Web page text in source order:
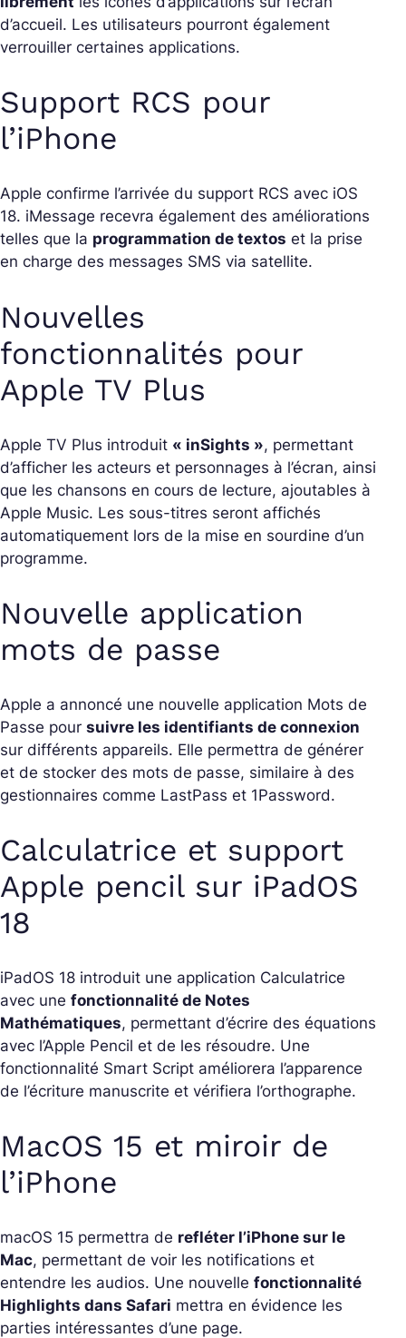
d’accueil. Les utilisateurs pourront également
verrouiller certaines applications.
Support RCS pour
l’iPhone
Apple confirme l’arrivée du support RCS avec iOS
18. iMessage recevra également des améliorations
telles que la programmation de textos et la prise
en charge des messages SMS via satellite.
Nouvelles
fonctionnalités pour
Apple TV Plus
Apple TV Plus introduit « inSights », permettant
d’afficher les acteurs et personnages à l’écran, ainsi
que les chansons en cours de lecture, ajoutables à
Apple Music. Les sous-titres seront affichés
automatiquement lors de la mise en sourdine d’un
programme.
Nouvelle application
mots de passe
Apple a annoncé une nouvelle application Mots de
Passe pour suivre les identifiants de connexion
sur différents appareils. Elle permettra de générer
et de stocker des mots de passe, similaire à des
gestionnaires comme LastPass et 1Password.
Calculatrice et support
Apple pencil sur iPadOS
18
iPadOS 18 introduit une application Calculatrice
avec une fonctionnalité de Notes
Mathématiques, permettant d’écrire des équations
avec l’Apple Pencil et de les résoudre. Une
fonctionnalité Smart Script améliorera l’apparence
de l’écriture manuscrite et vérifiera l’orthographe.
MacOS 15 et miroir de
l’iPhone
macOS 15 permettra de refléter l’iPhone sur le
Mac, permettant de voir les notifications et
entendre les audios. Une nouvelle fonctionnalité
Highlights dans Safari mettra en évidence les
parties intéressantes d’une page.